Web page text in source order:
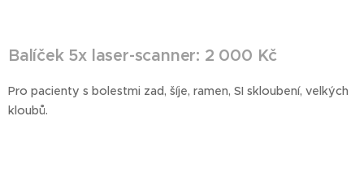
Balíček 5x laser-scanner: 2 000 Kč
Pro pacienty s bolestmi zad, šíje, ramen, SI skloubení, velkých
kloubů.